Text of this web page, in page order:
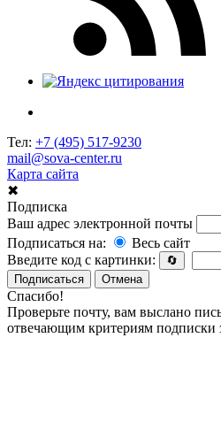
Тел: +7 (495) 517-9230
mail@sova-center.ru
Карта сайта
✖
Подписка
Ваш адрес электронной почты
Подписаться на:
Весь сайт
Введите код с картинки:
🔄
Подписаться
Отмена
Спасибо!
Проверьте почту, вам выслано
отвечающим критериям подписки